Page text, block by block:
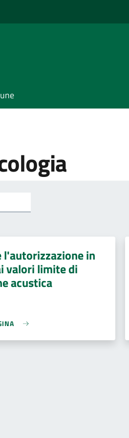
l'autorizzazione in
valori limite di
acustica